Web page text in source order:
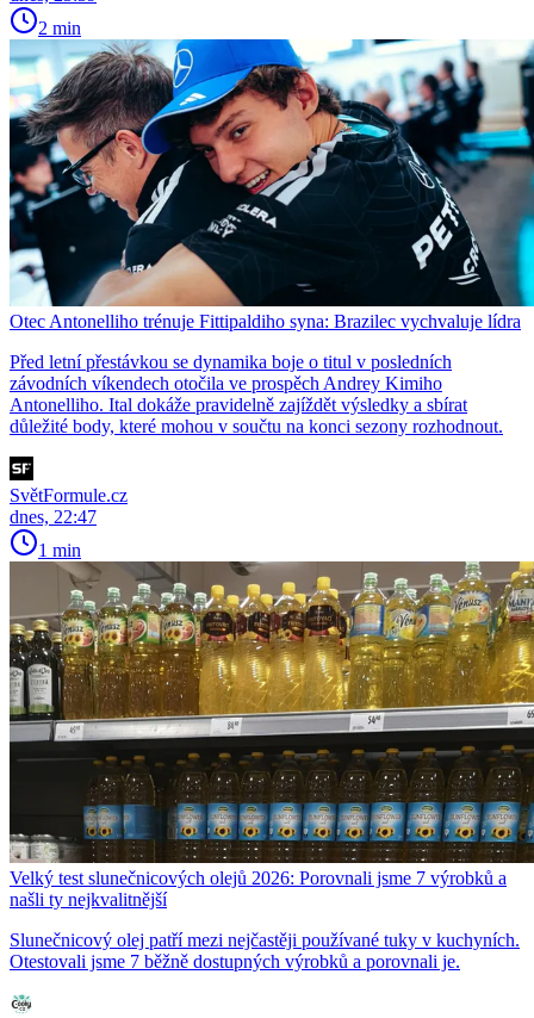
2 min
Otec Antonelliho trénuje Fittipaldiho syna: Brazilec vychvaluje lídra
Před letní přestávkou se dynamika boje o titul v posledních
závodních víkendech otočila ve prospěch Andrey Kimiho
Antonelliho. Ital dokáže pravidelně zajíždět výsledky a sbírat
důležité body, které mohou v součtu na konci sezony rozhodnout.
SvětFormule.cz
dnes, 22:47
1 min
Velký test slunečnicových olejů 2026: Porovnali jsme 7 výrobků a
našli ty nejkvalitnější
Slunečnicový olej patří mezi nejčastěji používané tuky v kuchyních.
Otestovali jsme 7 běžně dostupných výrobků a porovnali je.